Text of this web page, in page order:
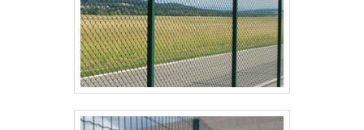
essência da empresa, a mesma deve prezar pelos
produtos e serviços com ótima qualidade e
proteção, detalhes que passam despercebidos e
podem gerar prejuízo futuros para os
clientes.Existem muitas formas diferentes de
demonstrar conhecimento e autoridade em uma área